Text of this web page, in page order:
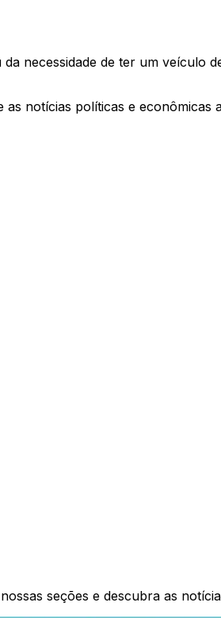
necessidade de ter um veículo
notícias políticas e
seções e descubra as